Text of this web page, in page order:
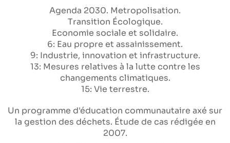
Agenda 2030 Metropolisation
Transition Écologique
Economie sociale et solidaire
6: Eau propre et assainissement
9: Industrie, innovation et infrastructure
13: Mesures relatives à la lutte contre les
changements climatiques
15: Vie terrestre
Un programme d'éducation communautaire axé sur
la gestion des déchets. Étude de cas rédigée en
2007.